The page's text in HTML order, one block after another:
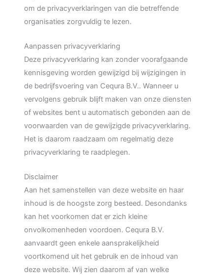
om de privacyverklaringen van die betreffende
organisaties zorgvuldig te lezen.
Aanpassen privacyverklaring
Deze privacyverklaring kan zonder voorafgaande
kennisgeving worden gewijzigd bij wijzigingen in
de bedrijfsvoering van Cequra B.V.. Wanneer u
vervolgens gebruik blijft maken van onze diensten
of websites bent u automatisch gebonden aan de
voorwaarden van de gewijzigde privacyverklaring.
Het is daarom raadzaam om regelmatig deze
privacyverklaring te raadplegen.
Disclaimer
Aan het samenstellen van deze website en haar
inhoud is de hoogste zorg besteed. Desondanks
kan het voorkomen dat er zich kleine
onvolkomenheden voordoen. Cequra B.V.
aanvaardt geen enkele aansprakelijkheid
voortkomend uit het gebruik en de inhoud van
deze website. Wij zien daarom af van welke